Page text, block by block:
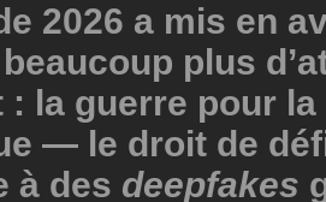
2026 a mis en
plus
: la guerre pour
— le droit de
à des deepfakes